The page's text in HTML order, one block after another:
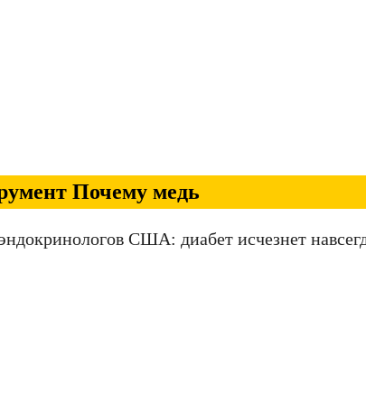
Почему медь
США: диабет исчезнет